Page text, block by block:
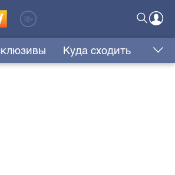
Куда сходить